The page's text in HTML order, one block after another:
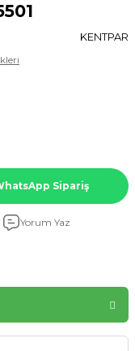
KENTPAR
Sipariş
Yorum Yaz